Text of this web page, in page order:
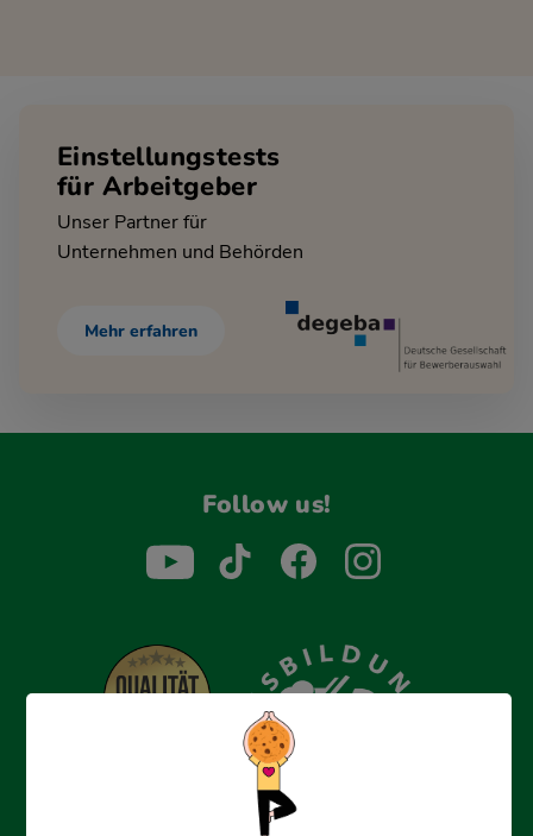
Einstellungstests
für Arbeitgeber
Unser Partner für
Unternehmen und Behörden
Mehr erfahren
Follow us!
Erfolgreich bewerben mit Ausbildungspark: Wir